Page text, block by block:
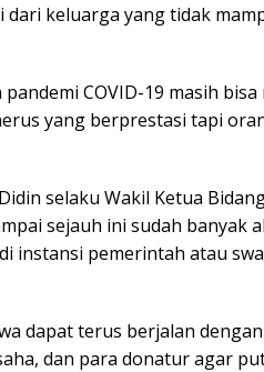
dari keluarga yang tidak
COVID-19 masih
yang berprestasi tapi
selaku Wakil Ketua
sejauh ini sudah banyak
instansi pemerintah atau
dapat terus berjalan
dan para donatur agar